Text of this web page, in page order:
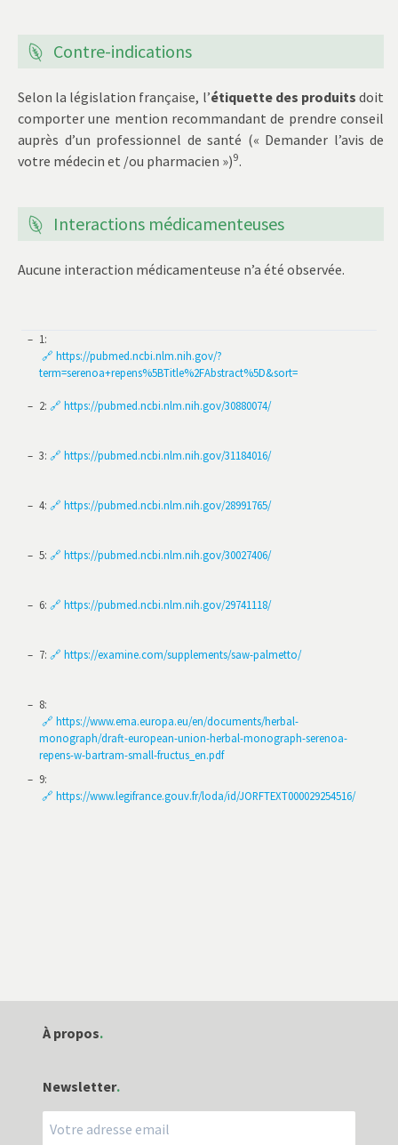
Contre-indications
Selon la législation française, l’étiquette des produits doit
comporter une mention recommandant de prendre conseil
auprès d’un professionnel de santé (« Demander l’avis de
votre médecin et /ou pharmacien »)9.
Interactions médicamenteuses
Aucune interaction médicamenteuse n’a été observée.
1:
🔗 https://pubmed.ncbi.nlm.nih.gov/?
term=serenoa+repens%5BTitle%2FAbstract%5D&sort=
2: 🔗 https://pubmed.ncbi.nlm.nih.gov/30880074/
3: 🔗 https://pubmed.ncbi.nlm.nih.gov/31184016/
4: 🔗 https://pubmed.ncbi.nlm.nih.gov/28991765/
5: 🔗 https://pubmed.ncbi.nlm.nih.gov/30027406/
6: 🔗 https://pubmed.ncbi.nlm.nih.gov/29741118/
7: 🔗 https://examine.com/supplements/saw-palmetto/
8:
🔗 https://www.ema.europa.eu/en/documents/herbal-
monograph/draft-european-union-herbal-monograph-serenoa-
repens-w-bartram-small-fructus_en.pdf
9:
🔗 https://www.legifrance.gouv.fr/loda/id/JORFTEXT000029254516/
À propos
Qui sommes-nous ?
Mentions légales
Newsletter